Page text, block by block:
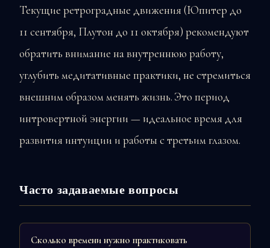
Текущие ретроградные движения (Юпитер до
11 сентября, Плутон до 11 октября) рекомендуют
обратить внимание на внутреннюю работу,
углубить медитативные практики, не стремиться
внешним образом менять жизнь. Это период
интровертной энергии — идеальное время для
развития интуиции и работы с третьим глазом.
Часто задаваемые вопросы
Сколько времени нужно практиковать